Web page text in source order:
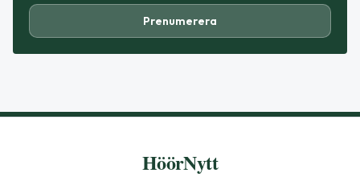
Prenumerera
HöörNytt